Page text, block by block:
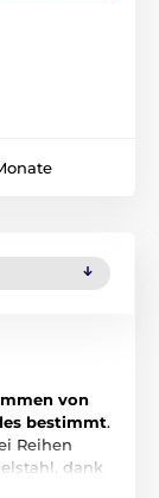
von
bestimmt.
Reihen
dank